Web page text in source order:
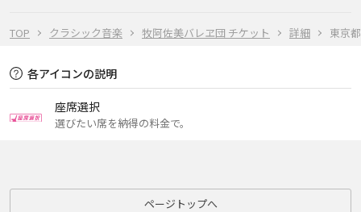
TOP クラシック音楽 牧阿佐美バレヱ団 チケット 詳細 東京
各アイコンの説明
座席選択
選びたい席を納得の料金で。
ページトップへ